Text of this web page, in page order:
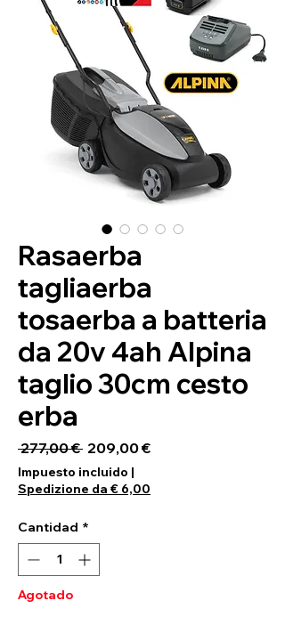
Rasaerba
tagliaerba
tosaerba a batteria
da 20v 4ah Alpina
taglio 30cm cesto
erba
277,00 € Precio
209,00 €Precio de oferta
Impuesto incluido |
Spedizione da € 6,00
Cantidad *
Agotado